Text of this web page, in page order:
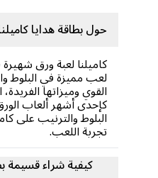
حول بطاقة هدايا كاميلنا
كاميلنا لعبة ورق شهيرة في
لعب مميزة في البلوط
القوي وميزاتها الفريدة،
كإحدى أشهر ألعاب الورق.
البلوط والترنيب على
تجربة اللعب.
كيفية شراء قسيمة